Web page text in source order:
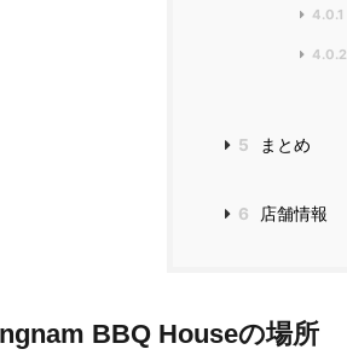
4.0.1
4.0.2
5 まとめ
6 店舗情報
BBQ Houseの場所